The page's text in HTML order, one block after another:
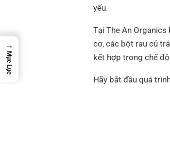
yếu.
Tại The An
cơ, các bột rau củ
kết hợp trong chế
Hãy bắt đầu quá
→
Mục Lục